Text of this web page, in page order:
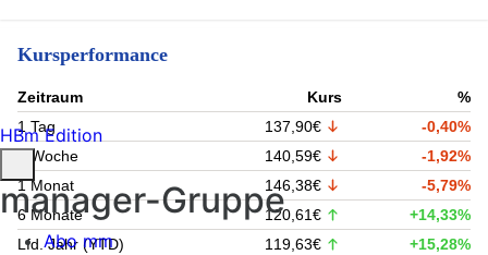
Kursperformance
Zeitraum Kurs
%
1 Tag
137,90€
-0,40%
1 Woche
140,59€
-1,92%
1 Monat
146,38€
-5,79%
6 Monate
120,61€
+14,33%
Lfd. Jahr (YTD)
119,63€
+15,28%
HBm Edition
manager-Gruppe
Abo mm